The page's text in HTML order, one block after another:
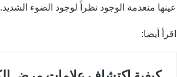
عينها منعدمة الوجود نظراً لوجود الضوء الشديد.
اقرأ أيضا: